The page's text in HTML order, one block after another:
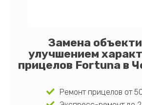
Замена
улучшением
прицелов Fortuna в
Ремонт прицелов от